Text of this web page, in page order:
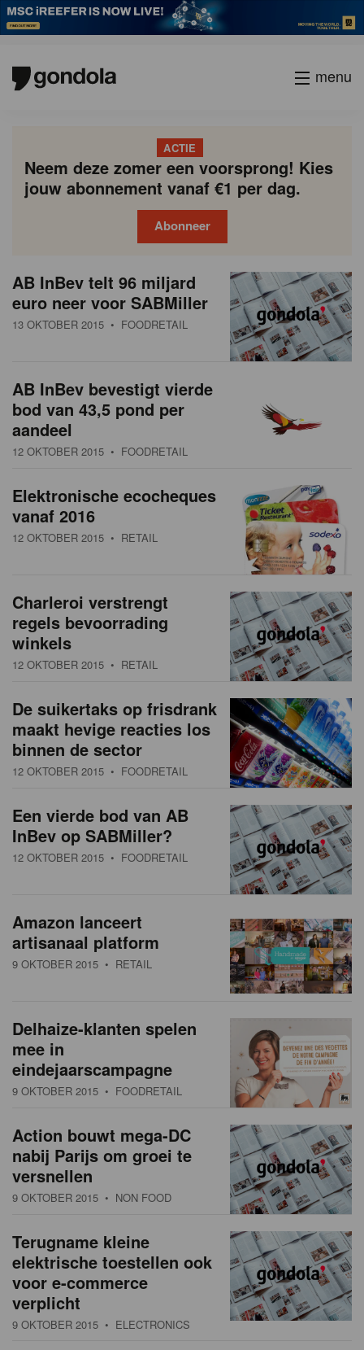
menu
ACTIE
Neem deze zomer een voorsprong! Kies
jouw abonnement vanaf €1 per dag.
Abonneer
N
e
w
s
o
v
e
c
h
AB InBev telt 96 miljard
euro neer voor SABMiller
13 OKTOBER 2015 • FOODRETAIL
AB InBev bevestigt vierde
bod van 43,5 pond per
aandeel
12 OKTOBER 2015 • FOODRETAIL
Elektronische ecocheques
vanaf 2016
12 OKTOBER 2015 • RETAIL
Charleroi verstrengt
regels bevoorrading
winkels
12 OKTOBER 2015 • RETAIL
De suikertaks op frisdrank
maakt hevige reacties los
binnen de sector
12 OKTOBER 2015 • FOODRETAIL
Een vierde bod van AB
InBev op SABMiller?
12 OKTOBER 2015 • FOODRETAIL
Amazon lanceert
artisanaal platform
9 OKTOBER 2015 • RETAIL
Delhaize-klanten spelen
mee in
eindejaarscampagne
9 OKTOBER 2015 • FOODRETAIL
Action bouwt mega-DC
nabij Parijs om groei te
versnellen
9 OKTOBER 2015 • NON FOOD
Terugname kleine
elektrische toestellen ook
voor e-commerce
verplicht
9 OKTOBER 2015 • ELECTRONICS
P
a
g
a
t
i
o
Vorige
Page
Page
Page
Page
Current
page
Page
Page
Page
Page
Volgende
academy
society